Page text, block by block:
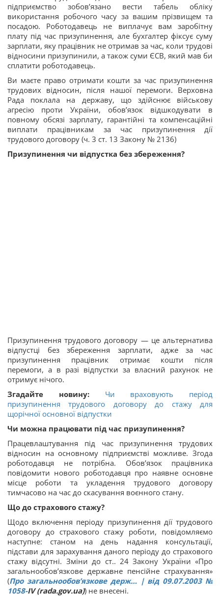
підприємство зобов’язано вести табель обліку
використання робочого часу за вашим прізвищем та
посадою. Роботодавець не виплачує вам заробітну
плату під час призупинення, але бухгалтер фіксує суму
зарплати, яку працівник не отримав за час, коли трудові
відносини призупинили, а також суми ЄСВ, який мав би
сплатити роботодавець.
Ви маєте право отримати кошти за час призупинення
трудових відносин, після нашої перемоги. Верховна
Рада поклала на державу, що здійснює військову
агресію проти України, обов’язок відшкодувати в
повному обсязі зарплату, гарантійні та компенсаційні
виплати працівникам за час призупинення дії
трудового договору (ч. 3 ст. 13 Закону № 2136)
Призупинення чи відпустка без збереження?
Призупинення трудового договору — це альтернатива
відпустці без збереження зарплати, адже за час
призупинення працівник отримає кошти після
перемоги, а в разі відпустки за власний рахунок не
отримує нічого.
Згадайте новину:
Чи враховують період
призупинення трудового договору до стажу для
щорічної основної відпустки
Чи можна працювати під час призупинення?
Працевлаштування під час призупинення трудових
відносин на основному підприємстві можливе. Згода
роботодавця не потрібна. Обов’язок працівника
повідомити нового роботодавця про наявне основне
місце роботи та укладення трудового договору
тимчасово на час до скасування воєнного стану.
Що до страхового стажу?
Щодо включення періоду призупинення дії трудового
договору до страхового стажу роботи, повідомляємо
наступне: станом на день надання консультації,
підстави для зарахування даного періоду до страхового
стажу відсутні. Зміни до ст.. 24 Закону України «Про
загальнообов’язкове державне пенсійне страхування»
(Про загальнообов’язкове держ… | від 09.07.2003 №
1058-IV (rada.gov.ua)) не внесені.